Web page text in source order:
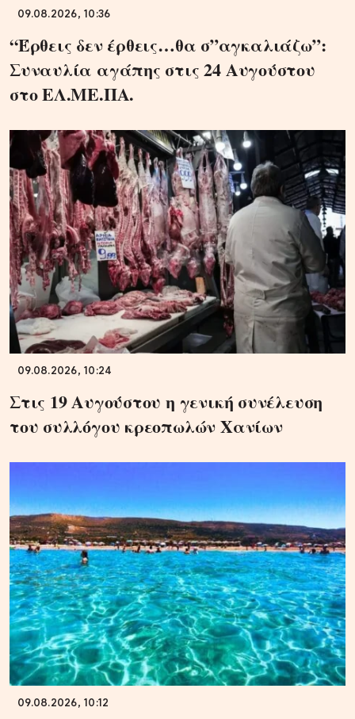
09.08.2026, 10:36
“Έρθεις δεν έρθεις…θα σ”αγκαλιάζω”:
Συναυλία αγάπης στις 24 Αυγούστου
στο ΕΛ.ΜΕ.ΠΑ.
09.08.2026, 10:24
Στις 19 Αυγούστου η γενική συνέλευση
του συλλόγου κρεοπωλών Χανίων
09.08.2026, 10:12